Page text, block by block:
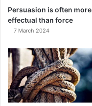
Persuasion is often more
effectual than force
7 March 2024